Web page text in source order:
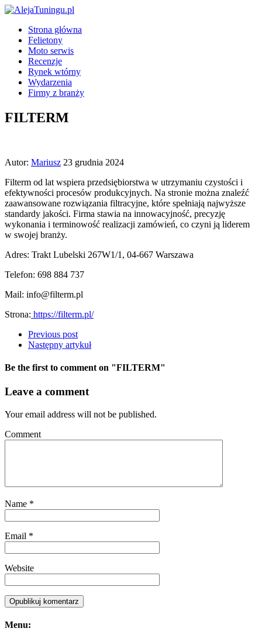
Strona główna
Felietony
Moto serwis
Recenzje
Rynek wtórny
Wydarzenia
Firmy z branży
FILTERM
Autor: Mariusz 23 grudnia 2024
Filterm od lat wspiera przedsiębiorstwa w utrzymaniu czystości i
efektywności procesów produkcyjnych. Na stronie można znaleźć
zaawansowane rozwiązania filtracyjne, które spełniają najwyższe
standardy jakości. Firma stawia na innowacyjność, precyzję
wykonania i terminowość realizacji zamówień, co czyni ją liderem
w swojej branży.
Adres: Trakt Lubelski 267W1/1, 04-667 Warszawa
Telefon: 698 884 737
Mail: info@filterm.pl
Strona: https://filterm.pl/
Previous post
Następny artykuł
Be the first to comment on "FILTERM"
Leave a comment
Your email address will not be published.
Comment
Name *
Email *
Website
Menu: